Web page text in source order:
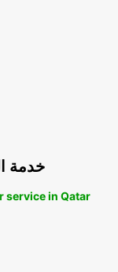
خدمة
in Qatar